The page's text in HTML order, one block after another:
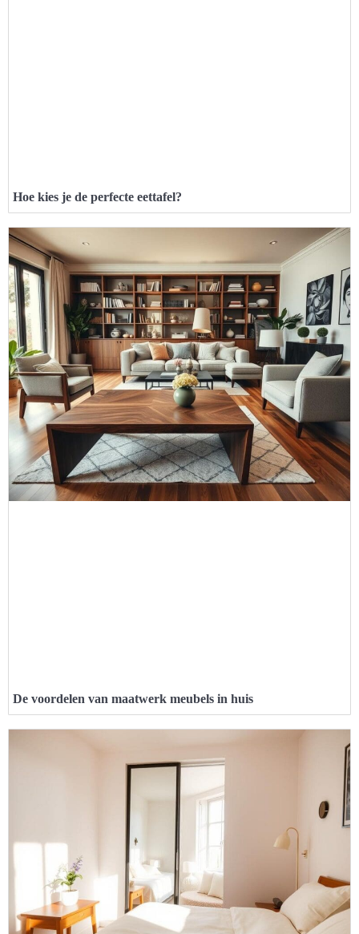
Hoe kies je de perfecte eettafel?
De voordelen van maatwerk meubels in huis